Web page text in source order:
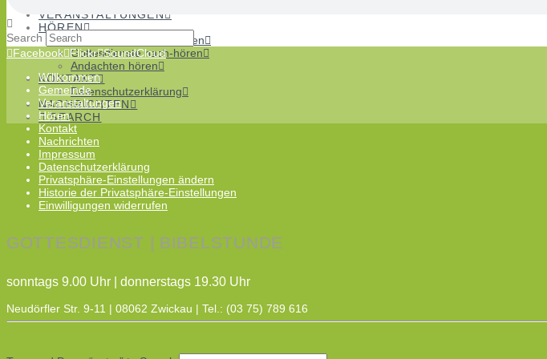
VERANSTALTUNGEN
HÖREN
Gottesdienste nach-sehen
Gottesdienste nach-hören
Andachten hören
KONTAKT
Datenschutzerklärung
NACHRICHTEN
SEARCH
Search
Facebook Flickr SoundCloud
Willkommen
Gemeinde
Veranstaltungen
Hören
Kontakt
Nachrichten
Impressum
Datenschutzerklärung
Privatsphäre-Einstellungen ändern
Historie der Privatsphäre-Einstellungen
Einwilligungen widerrufen
GOTTESDIENST | BIBELSTUNDE
sonntags 9.00 Uhr | donnerstags 19.30 Uhr
Neudörfler Str. 9-11 | 08062 Zwickau | Tel.: (03 75) 789 616